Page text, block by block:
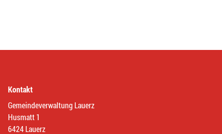
Kontakt
Gemeindeverwaltung Lauerz
Husmatt 1
6424 Lauerz